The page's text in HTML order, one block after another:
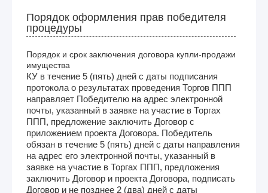
Порядок оформления прав победителя
процедуры
Порядок и срок заключения договора купли-продажи
имущества
КУ в течение 5 (пять) дней с даты подписания
протокола о результатах проведения Торгов ППП
направляет Победителю на адрес электронной
почты, указанный в заявке на участие в Торгах
ППП, предложение заключить Договор с
приложением проекта Договора. Победитель
обязан в течение 5 (пять) дней с даты направления
на адрес его электронной почты, указанный в
заявке на участие в Торгах ППП, предложения
заключить Договор и проекта Договора, подписать
Договор и не позднее 2 (два) дней с даты